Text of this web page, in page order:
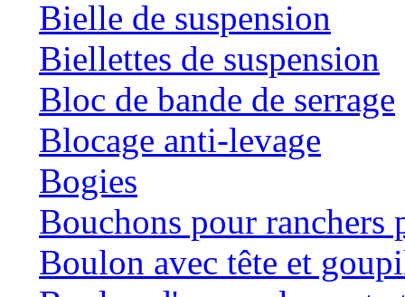
Bielle de suspension
Biellettes de suspension
Bloc de bande de serrage
Blocage anti-levage
Bogies
Bouchons pour ranchers
Boulon avec tête et